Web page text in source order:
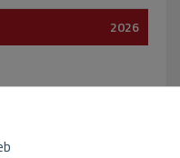
2026
Remota